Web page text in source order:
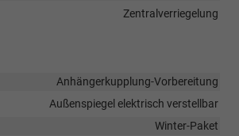
Zentralverriegelung
Anhängerkupplung-Vorbereitung
Außenspiegel elektrisch verstellbar
Winter-Paket